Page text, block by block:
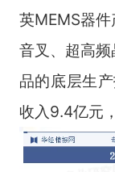
英MEMS器
音叉、超高
品的底层生
收入9.4亿元